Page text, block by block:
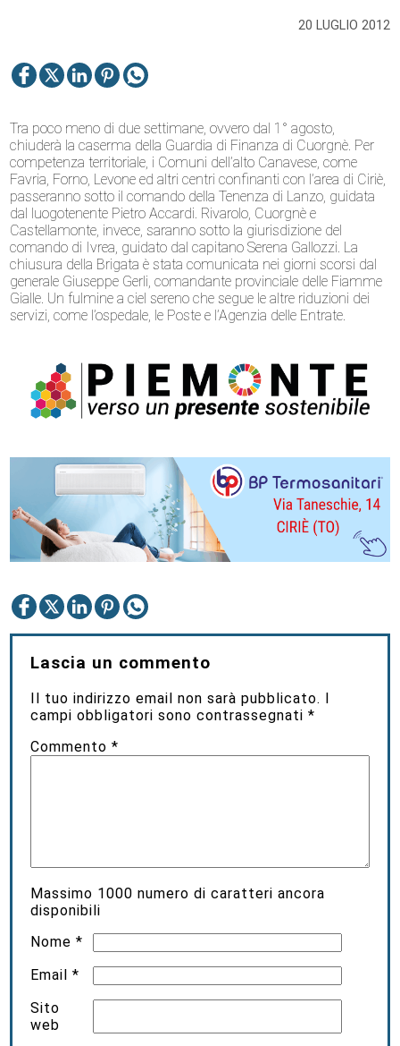
20 LUGLIO 2012
Tra poco meno di due settimane, ovvero dal 1° agosto,
chiuderà la caserma della Guardia di Finanza di Cuorgnè. Per
competenza territoriale, i Comuni dell’alto Canavese, come
Favria, Forno, Levone ed altri centri confinanti con l’area di Ciriè,
passeranno sotto il comando della Tenenza di Lanzo, guidata
dal luogotenente Pietro Accardi. Rivarolo, Cuorgnè e
Castellamonte, invece, saranno sotto la giurisdizione del
comando di Ivrea, guidato dal capitano Serena Gallozzi. La
chiusura della Brigata è stata comunicata nei giorni scorsi dal
generale Giuseppe Gerli, comandante provinciale delle Fiamme
Gialle. Un fulmine a ciel sereno che segue le altre riduzioni dei
servizi, come l’ospedale, le Poste e l’Agenzia delle Entrate.
Lascia un commento
Il tuo indirizzo email non sarà pubblicato. I
campi obbligatori sono contrassegnati*
Commento*
Massimo 1000 numero di caratteri ancora
disponibili
Nome*
Email*
Sito
web